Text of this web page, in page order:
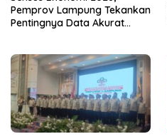
Pemprov Lampung Tekankan
Pentingnya Data Akurat